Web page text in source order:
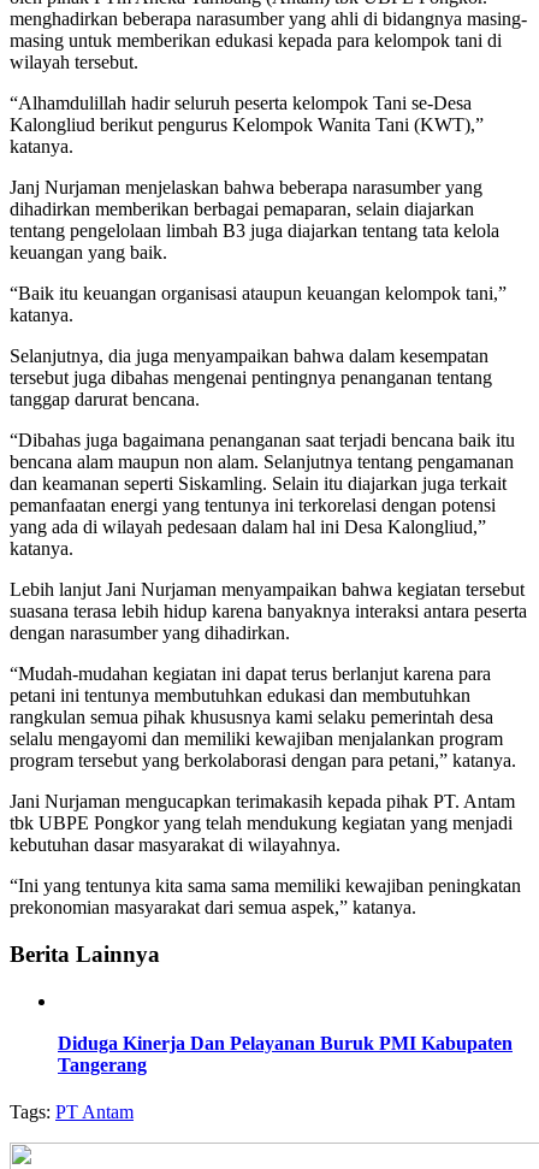
menghadirkan beberapa narasumber yang ahli di bidangnya masing-
masing untuk memberikan edukasi kepada para kelompok tani di
wilayah tersebut.
“Alhamdulillah hadir seluruh peserta kelompok Tani se-Desa
Kalongliud berikut pengurus Kelompok Wanita Tani (KWT),”
katanya.
Janj Nurjaman menjelaskan bahwa beberapa narasumber yang
dihadirkan memberikan berbagai pemaparan, selain diajarkan
tentang pengelolaan limbah B3 juga diajarkan tentang tata kelola
keuangan yang baik.
“Baik itu keuangan organisasi ataupun keuangan kelompok tani,”
katanya.
Selanjutnya, dia juga menyampaikan bahwa dalam kesempatan
tersebut juga dibahas mengenai pentingnya penanganan tentang
tanggap darurat bencana.
“Dibahas juga bagaimana penanganan saat terjadi bencana baik itu
bencana alam maupun non alam. Selanjutnya tentang pengamanan
dan keamanan seperti Siskamling. Selain itu diajarkan juga terkait
pemanfaatan energi yang tentunya ini terkorelasi dengan potensi
yang ada di wilayah pedesaan dalam hal ini Desa Kalongliud,”
katanya.
Lebih lanjut Jani Nurjaman menyampaikan bahwa kegiatan tersebut
suasana terasa lebih hidup karena banyaknya interaksi antara peserta
dengan narasumber yang dihadirkan.
“Mudah-mudahan kegiatan ini dapat terus berlanjut karena para
petani ini tentunya membutuhkan edukasi dan membutuhkan
rangkulan semua pihak khususnya kami selaku pemerintah desa
selalu mengayomi dan memiliki kewajiban menjalankan program
program tersebut yang berkolaborasi dengan para petani,” katanya.
Jani Nurjaman mengucapkan terimakasih kepada pihak PT. Antam
tbk UBPE Pongkor yang telah mendukung kegiatan yang menjadi
kebutuhan dasar masyarakat di wilayahnya.
“Ini yang tentunya kita sama sama memiliki kewajiban peningkatan
prekonomian masyarakat dari semua aspek,” katanya.
Berita Lainnya
Diduga Kinerja Dan Pelayanan Buruk PMI Kabupaten
Tangerang
Tags: PT Antam